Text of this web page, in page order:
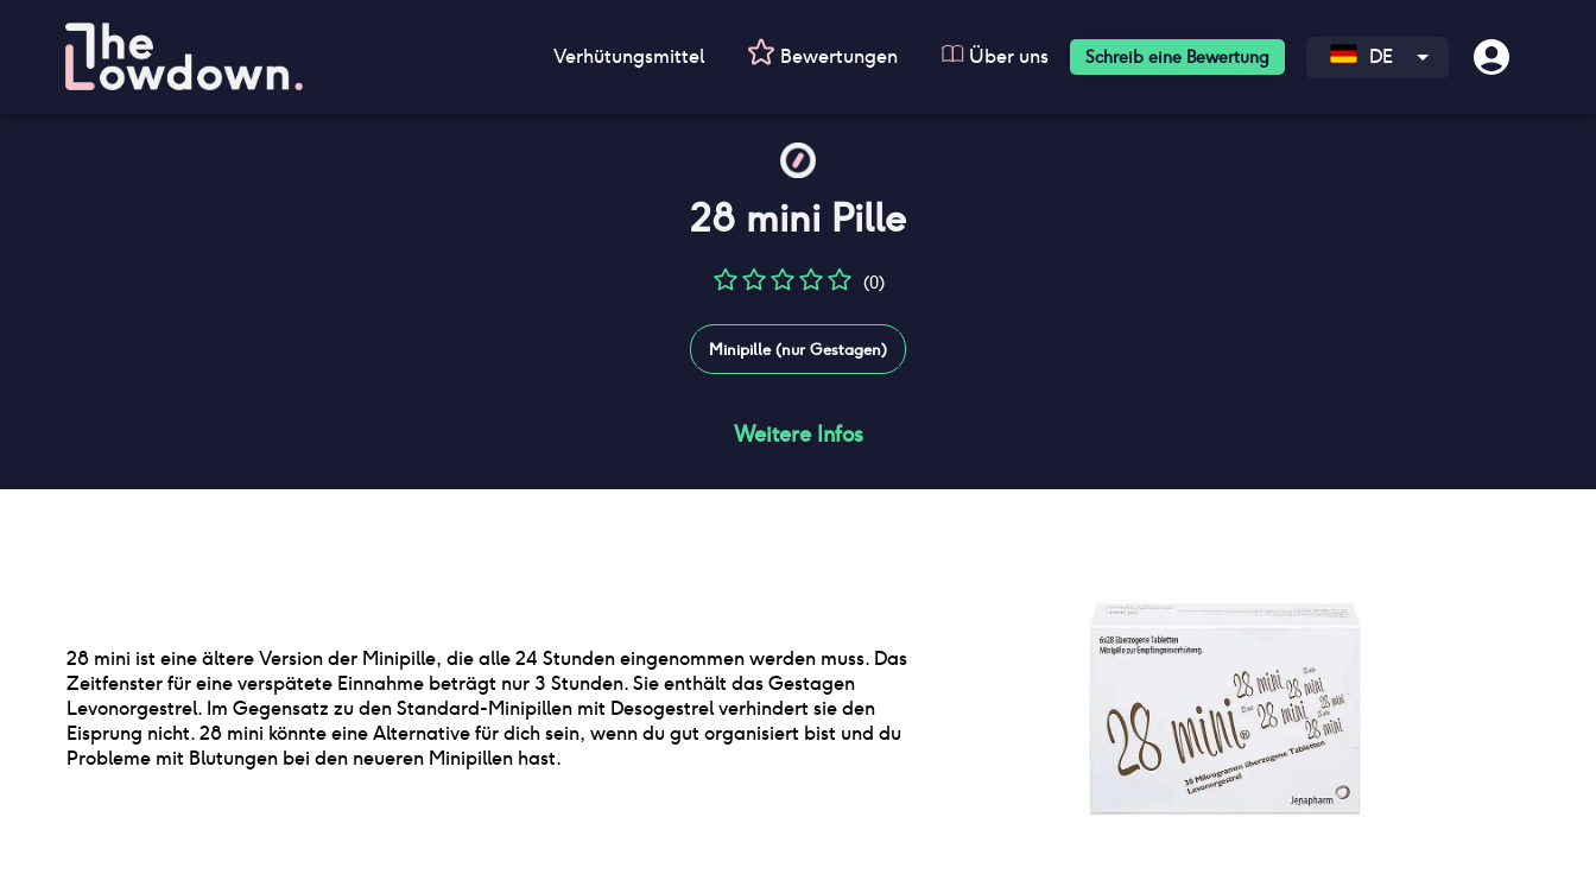
Verhütungsmittel Bewertungen Über uns Schreib eine Bewertung DE
28 mini Pille
(0)
Minipille (nur Gestagen)
Weitere Infos
28 mini ist eine ältere Version der Minipille, die alle 24 Stunden eingenommen werden muss. Das
Zeitfenster für eine verspätete Einnahme beträgt nur 3 Stunden. Sie enthält das Gestagen
Levonorgestrel. Im Gegensatz zu den Standard-Minipillen mit Desogestrel verhindert sie den
Eisprung nicht. 28 mini könnte eine Alternative für dich sein, wenn du gut organisiert bist und du
Probleme mit Blutungen bei den neueren Minipillen hast.